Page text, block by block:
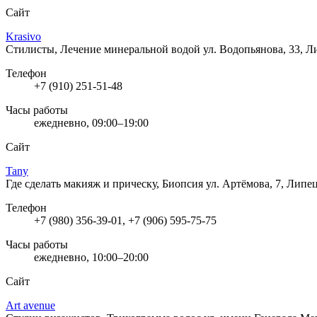
Сайт
Krasivo
Стилисты, Лечение минеральной водой ул. Водопьянова, 33,
Телефон
+7 (910) 251-51-48
Часы работы
ежедневно, 09:00–19:00
Сайт
Tany
Где сделать макияж и прическу, Биопсия ул. Артёмова, 7,
Телефон
+7 (980) 356-39-01, +7 (906) 595-75-75
Часы работы
ежедневно, 10:00–20:00
Сайт
Art avenue